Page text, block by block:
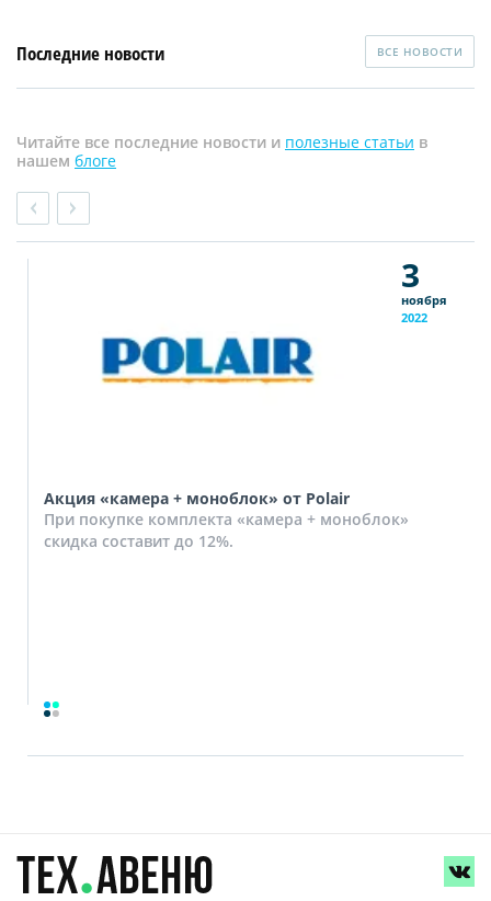
Последние новости ВСЕ НОВОСТИ
Читайте все последние новости и полезные статьи в
нашем блоге
3
ноября
2022
Акция «камера + моноблок» от Polair
При покупке комплекта «камера + моноблок»
скидка составит до 12%.